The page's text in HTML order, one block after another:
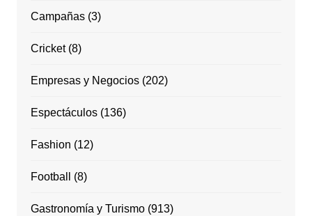
Campañas(3)
Cricket(8)
Empresas y Negocios(202)
Espectáculos(136)
Fashion (12)
Football (8)
Gastronomía y Turismo(913)